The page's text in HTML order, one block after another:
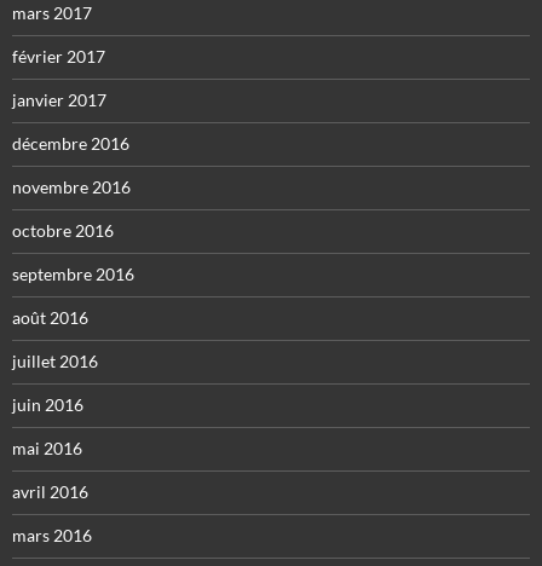
mars 2017
février 2017
janvier 2017
décembre 2016
novembre 2016
octobre 2016
septembre 2016
août 2016
juillet 2016
juin 2016
mai 2016
avril 2016
mars 2016